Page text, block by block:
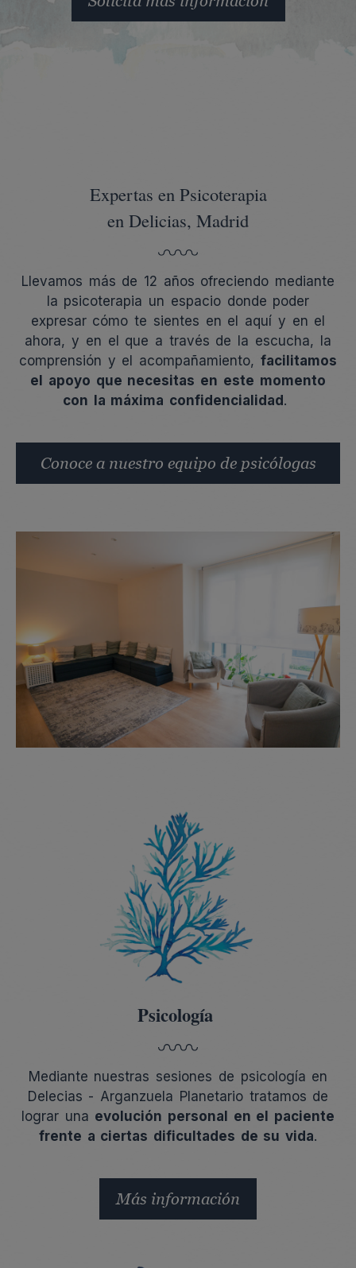
Expertas en Psicoterapia
en Delicias, Madrid
Llevamos más de 12 años ofreciendo mediante
la psicoterapia un espacio donde poder
expresar cómo te sientes en el aquí y en el
ahora, y en el que a través de la escucha, la
comprensión y el acompañamiento, facilitamos
el apoyo que necesitas en este momento
con la máxima confidencialidad .
Conoce a nuestro equipo de psicólogas
Psicología
Mediante nuestras sesiones de psicología en
Delecias - Arganzuela Planetariotratamos de
lograr una evolución personal en el paciente
frente a ciertas dificultades de su vida.
Más información